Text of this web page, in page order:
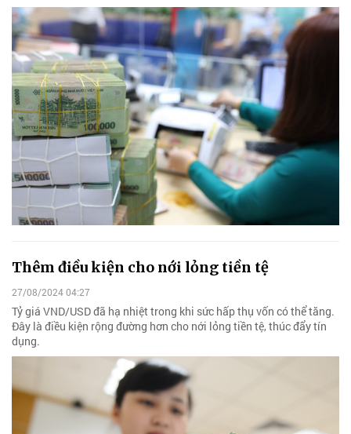
Thêm điều kiện cho nới lỏng tiền tệ
27/08/2024 04:27
Tỷ giá VND/USD đã hạ nhiệt trong khi sức hấp thụ vốn có thể tăng.
Đây là điều kiện rộng đường hơn cho nới lỏng tiền tệ, thúc đẩy tín
dụng.